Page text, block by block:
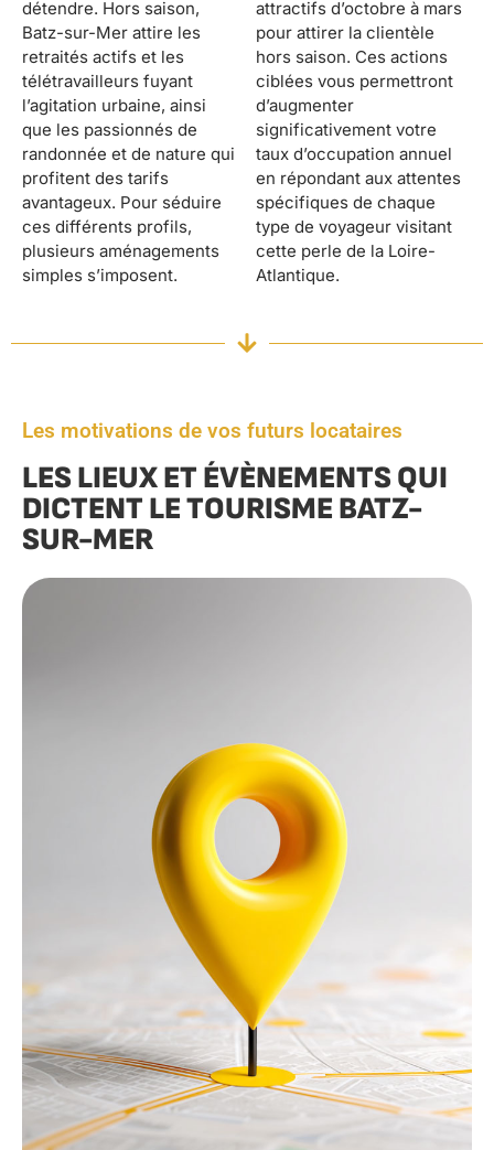
détendre. Hors saison,
Batz-sur-Mer attire les
retraités actifs et les
télétravailleurs fuyant
l’agitation urbaine, ainsi
que les passionnés de
randonnée et de nature qui
profitent des tarifs
avantageux. Pour séduire
ces différents profils,
plusieurs aménagements
simples s’imposent.
attractifs d’octobre à mars
pour attirer la clientèle
hors saison. Ces actions
ciblées vous permettront
d’augmenter
significativement votre
taux d’occupation annuel
en répondant aux attentes
spécifiques de chaque
type de voyageur visitant
cette perle de la Loire-
Atlantique.
Les motivations de vos futurs locataires
LES LIEUX ET ÉVÈNEMENTS QUI
DICTENT LE TOURISME BATZ-
SUR-MER